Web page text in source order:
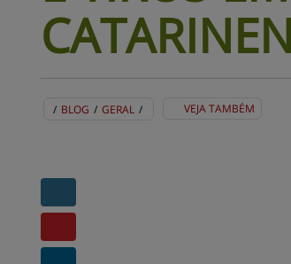
/ BLOG / GERAL / VEJA TAMBÉM